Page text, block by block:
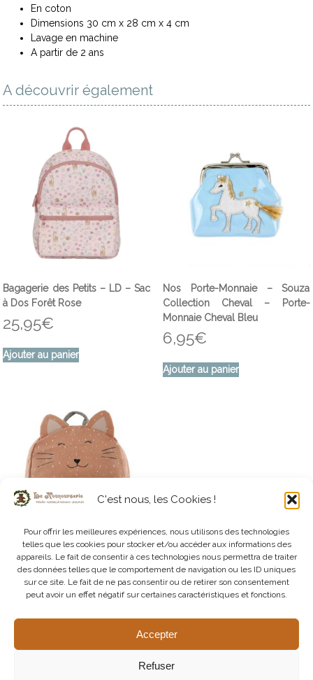
C'est nous, les Cookies !
Pour offrir les meilleures expériences, nous utilisons des technologies
telles que les cookies pour stocker et/ou accéder aux informations des
appareils. Le fait de consentir à ces technologies nous permettra de traiter
des données telles que le comportement de navigation ou les ID uniques
sur ce site. Le fait de ne pas consentir ou de retirer son consentement
peut avoir un effet négatif sur certaines caractéristiques et fonctions.
Accepter
Refuser
En coton
Dimensions 30 cm x 28 cm x 4 cm
Lavage en machine
A partir de 2 ans
A découvrir également
Bagagerie des Petits – LD – Sac
à Dos Forêt Rose
25,95€
Ajouter au panier
Nos Porte-Monnaie – Souza
Collection Cheval – Porte-
Monnaie Cheval Bleu
6,95€
Ajouter au panier
Bagagerie Enfant – Sac à Dos
Mademoiselle Chat – Grand
44,95€